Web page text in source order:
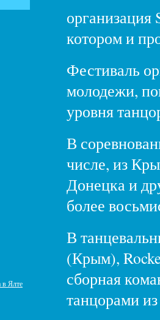
котором и
Фестиваль
молодежи,
уровня
В
числе, из
Донецка и
более
В
(Крым),
сборная
танцорами
в Ялте